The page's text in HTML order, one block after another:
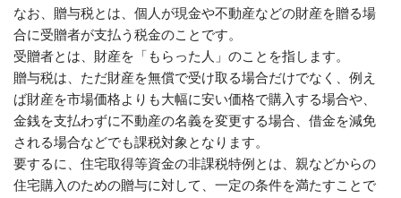
なお、贈与税とは、個人が現金や不動産などの財産を贈る場
合に受贈者が支払う税金のことです。
受贈者とは、財産を「もらった人」のことを指します。
贈与税は、ただ財産を無償で受け取る場合だけでなく、例え
ば財産を市場価格よりも大幅に安い価格で購入する場合や、
金銭を支払わずに不動産の名義を変更する場合、借金を減免
される場合などでも課税対象となります。
要するに、住宅取得等資金の非課税特例とは、親などからの
住宅購入のための贈与に対して、一定の条件を満たすことで